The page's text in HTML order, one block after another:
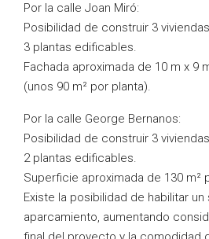
Por la calle Joan Miró:
Posibilidad de construir 3
3 plantas edificables.
Fachada aproximada de 10 m x 9
(unos 90 m² por planta).
Por la calle George Bernanos:
Posibilidad de construir 3
2 plantas edificables.
Superficie aproximada de 130 m²
Existe la posibilidad de habilitar
aparcamiento, aumentando